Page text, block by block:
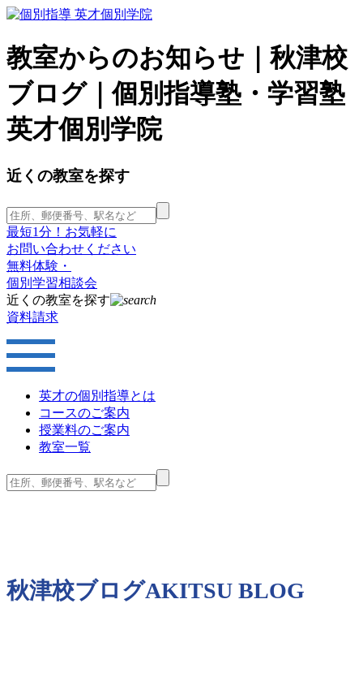
教室からのお知らせ｜秋津校
ブログ｜個別指導塾・学習塾
英才個別学院
近くの教室を探す
最短1分！お気軽に
お問い合わせください
無料体験・
個別学習相談会
近くの教室を探す
資料請求
英才の個別指導とは
コースのご案内
授業料のご案内
教室一覧
秋津校ブログAKITSU BLOG